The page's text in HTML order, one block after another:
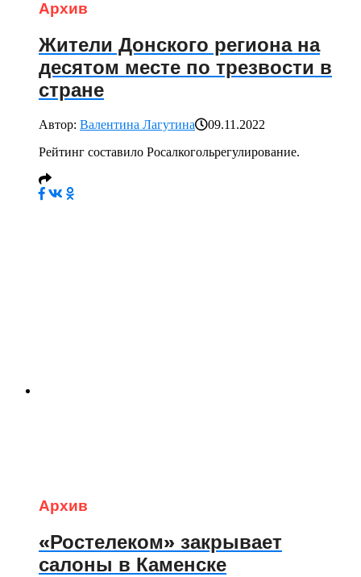
Архив
Жители Донского региона на
десятом месте по трезвости в
стране
Автор: Валентина Лагутина
09.11.2022
Рейтинг составило Росалкогольрегулирование.
Архив
«Ростелеком» закрывает
салоны в Каменске